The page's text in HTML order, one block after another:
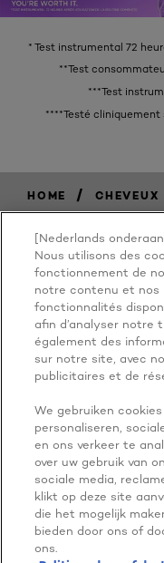
* Test instrumental 72
**Test
***Test
****Testé cliniquement
HOME / CHEVEUX
PLUS À EXPLORER
ADDRESS
[Nederlands
Nous utilisons des
fonctionnement de
notre contenu et nos
fonctionnalités
afin d’analyser notre
également des
sur notre site, avec
publicitaires et de
We gebruiken
personaliseren,
en ons verkeer te
over uw gebruik van
sociale media,
klikt op deze site
die het mogelijk
bieden door ons of
ons.